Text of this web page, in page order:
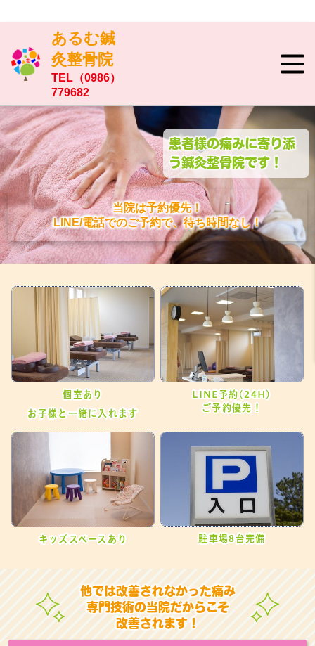
あるむ鍼
灸整骨院
TEL（0986）
779682
患者様の痛みに寄り添
う鍼灸整骨院です！
当院は予約優先！
LINE/電話でのご予約で、待ち時間なし！
個室あり
お子様と一緒に入れます
LINE予約(24H)
ご予約優先！
キッズスペースあり 駐車場8台完備
他では改善されなかった痛み
専門技術の当院だからこそ
改善されます！